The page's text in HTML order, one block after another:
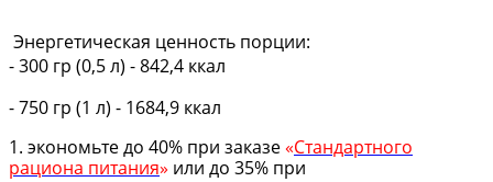
Энергетическая ценность порции:
- 300 гр (0,5 л) - 842,4 ккал
- 750 гр (1 л) - 1684,9 ккал
1. экономьте до 40% при заказе«Стандартного
рациона питания» или до 35% при